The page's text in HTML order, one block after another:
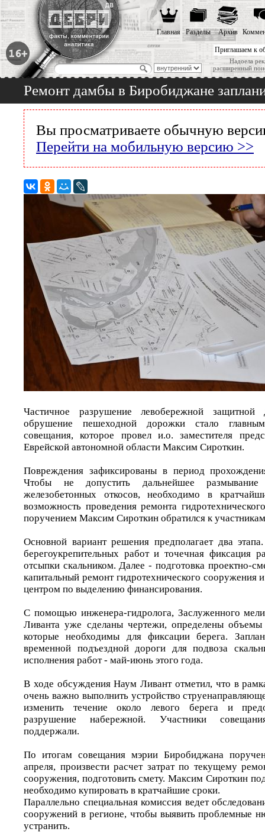
Приглашаем к
Надоела
расширенный
Главная Разделы Архив
Ремонт дамбы в Биробиджане
Вы просматриваете обычную
Перейти на мобильную версию >>
Частичное разрушение левобережной
обрушение пешеходной дорожки стало
совещания, которое провел и.о. заместителя
Еврейской автономной области Максим Сироткин.
Повреждения зафиксированы в период
Чтобы не допустить дальнейшее размывание
железобетонных откосов, необходимо в
возможность проведения ремонта
поручением Максим Сироткин обратился к
Основной вариант решения предполагает два
берегоукрепительных работ и точечная фиксация
отсыпки скальником. Далее - подготовка проектно-
капитальный ремонт гидротехнического сооружения
центром по выделению финансирования.
С помощью инженера-гидролога, Заслуженного
Ливанта уже сделаны чертежи, определены объемы
которые необходимы для фиксации берега.
временной подъездной дороги для подвоза
исполнения работ - май-июнь этого года.
В ходе обсуждения Наум Ливант отметил, что в
очень важно выполнить устройство
изменить течение около левого берега и
разрушение набережной. Участники
поддержали.
По итогам совещания мэрии Биробиджана
апреля, произвести расчет затрат по текущему
сооружения, подготовить смету. Максим Сироткин
необходимо купировать в кратчайшие сроки.
Параллельно специальная комиссия ведет
сооружений в регионе, чтобы выявить проблемные
устранить.